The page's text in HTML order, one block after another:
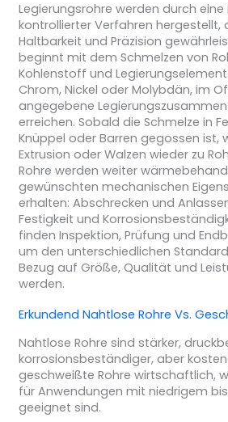
Legierungsrohre werden durch
kontrollierter Verfahren hergestellt,
Haltbarkeit und Präzision
beginnt mit dem Schmelzen von
Kohlenstoff und
Chrom, Nickel oder Molybdän, im
angegebene
erreichen. Sobald die Schmelze in
Knüppel oder Barren gegossen ist,
Extrusion oder Walzen wieder zu
Rohre werden weiter
gewünschten mechanischen
erhalten: Abschrecken und
Festigkeit und
finden Inspektion, Prüfung und
um den unterschiedlichen
Bezug auf Größe, Qualität und
werden.
Erkundend Nahtlose Rohre Vs.
Nahtlose Rohre sind stärker,
korrosionsbeständiger, aber
geschweißte Rohre wirtschaftlich,
für Anwendungen mit niedrigem
geeignet sind.